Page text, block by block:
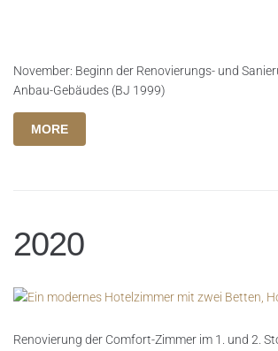
November: Beginn der Renovierungs- und
Anbau-Gebäudes (BJ 1999)
MORE
2020
Renovierung der Comfort-Zimmer im 1. und 2.